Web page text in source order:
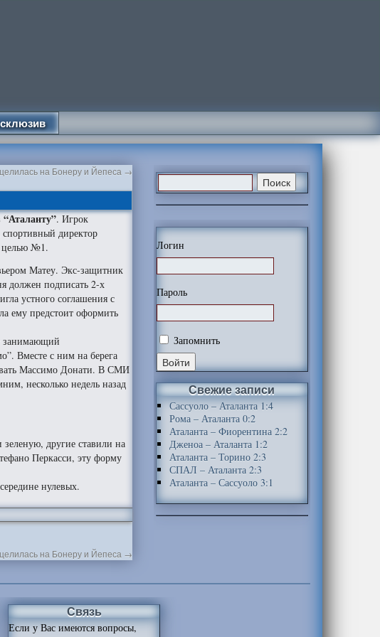
на Бонеру и Йепеса →
“Аталанту”.Игрок
директор
целью №1.
Матеу. Экс-защитник
должен подписать 2-х
устного соглашения с
ему предстоит оформить
занимающий
Вместе с ним на берега
Массимо Донати. В СМИ
несколько недель назад
другие ставили на
Перкасси, эту форму
нулевых.
на Бонеру и Йепеса →
Логин
Пароль
Запомнить
Свежие записи
Сассуоло – Аталанта 1:4
Рома – Аталанта 0:2
Аталанта – Фиорентина 2:2
Дженоа – Аталанта 1:2
Аталанта – Торино 2:3
СПАЛ – Аталанта 2:3
Аталанта – Сассуоло 3:1
Связь
Если у Вас имеются вопросы,